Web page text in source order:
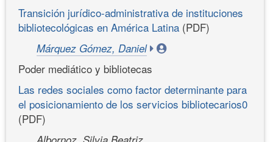
Transición jurídico-administrativa de instituciones
bibliotecológicas en América Latina (PDF)
Márquez Gómez, Daniel
Poder mediático y bibliotecas
Las redes sociales como factor determinante para
el posicionamiento de los servicios bibliotecarios0
(PDF)